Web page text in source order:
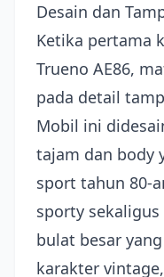
Desain dan
Ketika pertama
Trueno AE86,
pada detail
Mobil ini
tajam dan body
sport tahun 80-
sporty
bulat besar
karakter